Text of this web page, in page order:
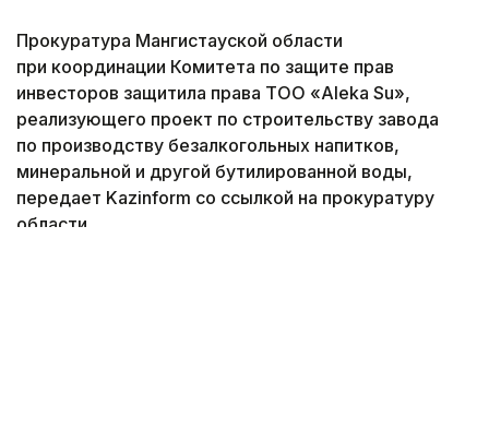
Прокуратура Мангистауской области
при координации Комитета по защите прав
инвесторов защитила права ТОО «Aleka Su»,
реализующего проект по строительству завода
по производству безалкогольных напитков,
минеральной и другой бутилированной воды,
передает Kazinform со ссылкой на прокуратуру
области.